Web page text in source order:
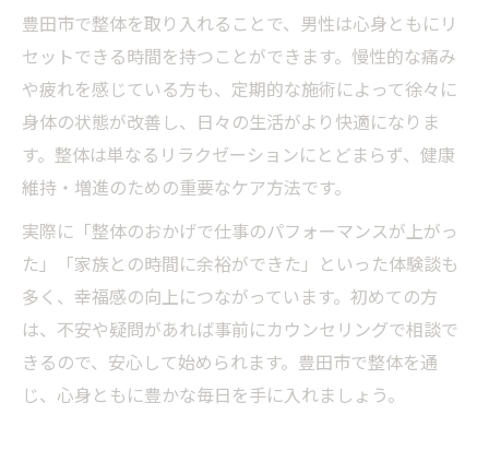
豊田市で整体を取り入れることで、男性は心身ともにリ
セットできる時間を持つことができます。慢性的な痛み
や疲れを感じている方も、定期的な施術によって徐々に
身体の状態が改善し、日々の生活がより快適になりま
す。整体は単なるリラクゼーションにとどまらず、健康
維持・増進のための重要なケア方法です。
実際に「整体のおかげで仕事のパフォーマンスが上がっ
た」「家族との時間に余裕ができた」といった体験談も
多く、幸福感の向上につながっています。初めての方
は、不安や疑問があれば事前にカウンセリングで相談で
きるので、安心して始められます。豊田市で整体を通
じ、心身ともに豊かな毎日を手に入れましょう。